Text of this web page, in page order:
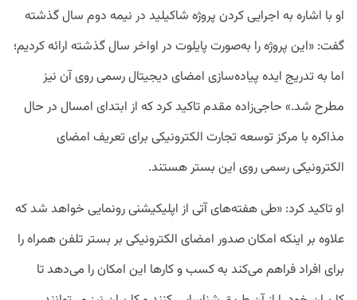
او با اشاره به اجرایی کردن پروژه شاکیلید در نیمه دوم سال گذشته
گفت: «این پروژه را به‌صورت پایلوت در اواخر سال گذشته ارائه کردیم؛
اما به تدریج ایده پیاده‌سازی امضای دیجیتال رسمی روی آن نیز
مطرح شد.» حاجی‌زاده مقدم تاکید کرد که از ابتدای امسال در حال
مذاکره با مرکز توسعه تجارت الکترونیکی برای تعریف امضای
الکترونیکی رسمی روی این بستر هستند.
او تاکید کرد: «طی هفته‌های آتی از اپلیکیشنی رونمایی خواهد شد که
علاوه بر اینکه امکان صدور امضای الکترونیکی بر بستر تلفن همراه را
برای افراد فراهم می‌کند به کسب و کارها این امکان را می‌دهد تا